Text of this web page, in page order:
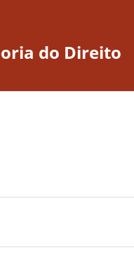
do Direito